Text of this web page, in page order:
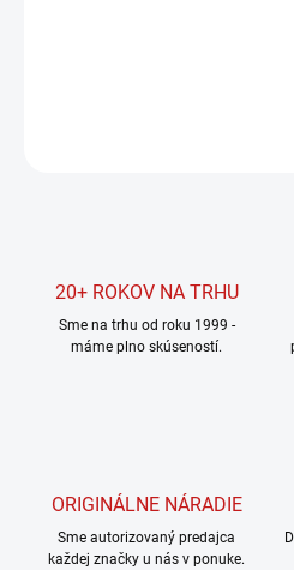
20+ ROKOV NA TRHU
Sme na trhu od roku 1999 -
máme plno skúseností.
ORIGINÁLNE NÁRADIE
Sme autorizovaný predajca
každej značky u nás v ponuke.